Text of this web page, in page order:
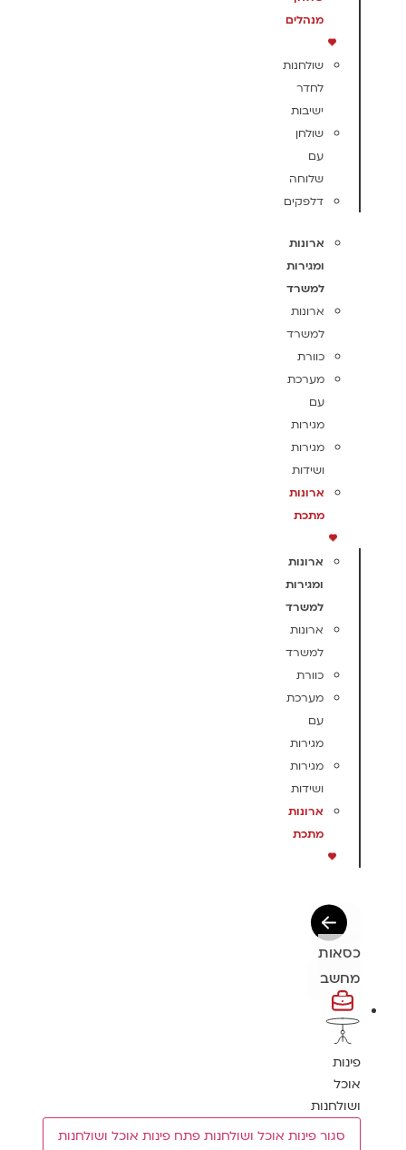
מנהלים
שולחנות
לחדר
ישיבות
שולחן
עם
שלוחה
דלפקים
ארונות
ומגירות
למשרד
ארונות
למשרד
כוורת
מערכת
עם
מגירות
מגירות
ושידות
ארונות
מתכת
ארונות
ומגירות
למשרד
ארונות
למשרד
כוורת
מערכת
עם
מגירות
מגירות
ושידות
ארונות
מתכת
כסאות
מחשב
פינות
אוכל
ושולחנות
סגור פינות אוכל ושולחנות פתח פינות אוכל ושולחנות